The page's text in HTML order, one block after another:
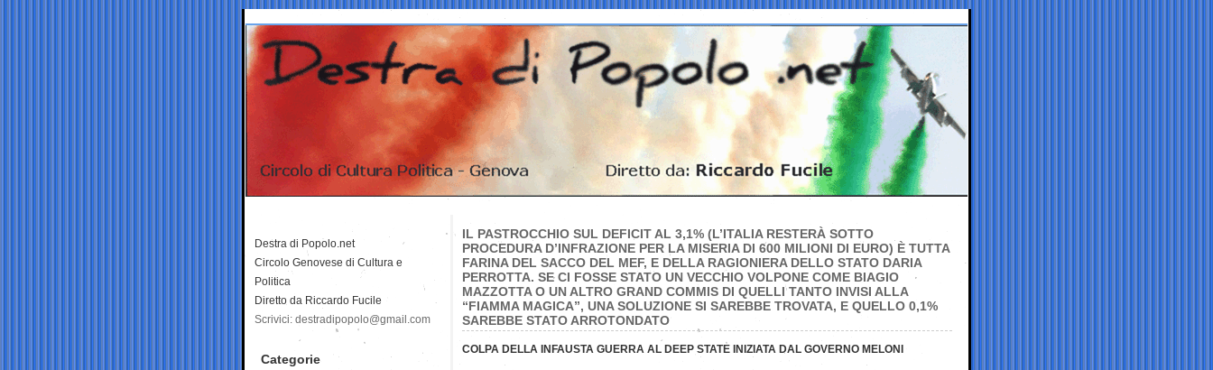
IL PASTROCCHIO SUL DEFICIT AL 3,1% (L’ITALIA RESTERÀ SOTTO
PROCEDURA D’INFRAZIONE PER LA MISERIA DI 600 MILIONI DI EURO) È TUTTA
FARINA DEL SACCO DEL MEF, E DELLA RAGIONIERA DELLO STATO DARIA
PERROTTA. SE CI FOSSE STATO UN VECCHIO VOLPONE COME BIAGIO
MAZZOTTA O UN ALTRO GRAND COMMIS DI QUELLI TANTO INVISI ALLA
“FIAMMA MAGICA”, UNA SOLUZIONE SI SAREBBE TROVATA, E QUELLO 0,1%
SAREBBE STATO ARROTONDATO
COLPA DELLA INFAUSTA GUERRA AL DEEP STATE INIZIATA DAL GOVERNO MELONI
Destra di Popolo.net
Circolo Genovese di Cultura e
Politica
Diretto da Riccardo Fucile
Scrivici: destradipopolo@gmail.com
Categorie